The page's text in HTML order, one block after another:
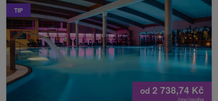
TIP
od 2 738,74 Kč
/noc/osoba